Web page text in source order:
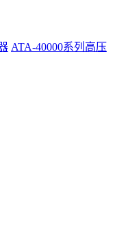
ATA-40000系列高压